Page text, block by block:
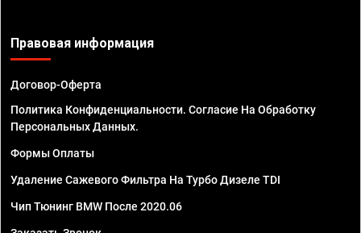
Правовая информация
Договор-Оферта
Политика Конфиденциальности. Согласие На Обработку
Персональных Данных.
Формы Оплаты
Удаление Сажевого Фильтра На Турбо Дизеле TDI
Чип Тюнинг BMW После 2020.06